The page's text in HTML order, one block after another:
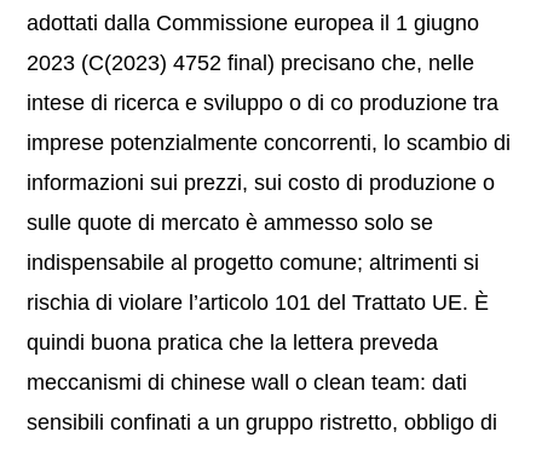
adottati dalla Commissione europea il 1 giugno
2023 (C(2023) 4752 final) precisano che, nelle
intese di ricerca e sviluppo o di co produzione tra
imprese potenzialmente concorrenti, lo scambio di
informazioni sui prezzi, sui costo di produzione o
sulle quote di mercato è ammesso solo se
indispensabile al progetto comune; altrimenti si
rischia di violare l’articolo 101 del Trattato UE. È
quindi buona pratica che la lettera preveda
meccanismi di chinese wall o clean team: dati
sensibili confinati a un gruppo ristretto, obbligo di